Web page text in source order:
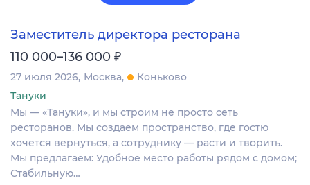
Заместитель директора ресторана
110 000–136 000 ₽
27 июля 2026 Москва
Коньково
Тануки
Мы — «Тануки», и мы строим не просто сеть
ресторанов. Мы создаем пространство, где гостю
хочется вернуться, а сотруднику — расти и творить.
Мы предлагаем: Удобное место работы рядом с домом;
Стабильную…